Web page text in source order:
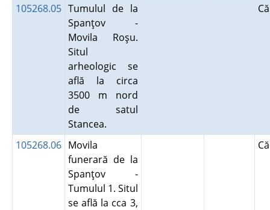
105268.05 Tumulul de la
Spanţov -
Movila Roşu.
Situl
arheologic se
află la circa
3500 m nord
de satul
Stancea.
105268.06 Movila
funerară de la
Spanţov -
Tumulul 1. Situl
se află la cca 3,